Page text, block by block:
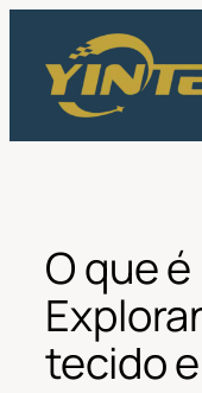
conteúdo
O que
tecido